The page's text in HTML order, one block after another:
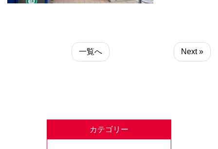
一覧へ Next »
カテゴリー